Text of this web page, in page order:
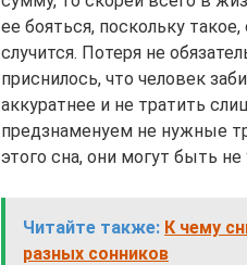
ее бояться, поскольку
случится. Потеря не
приснилось, что человек
аккуратнее и не тратить
предзнаменуем не нужные
этого сна, они могут быть
Читайте также: К чему
разных сонников